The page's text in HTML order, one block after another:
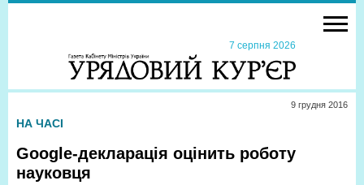
7 серпня 2026
9 грудня 2016
НА ЧАСІ
Google-декларація оцінить роботу
науковця